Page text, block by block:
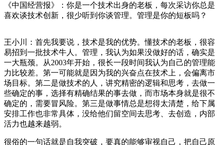
《中国经营报》：你是一个技术出身的老板，每次采访你总是
喜欢谈技术创新，很少听到你谈管理。管理是你的短板吗？
王小川：首先我要说，技术是我的优势。懂技术的老板，很容
易招到一批技术牛人。管理，我认为如果没做好的话，确实是
一大瓶颈。从2003年开始，很长一段时间我认为自己的管理能
力比较差。第一可能就是因为我的兴奋点在技术上，会偏离市
场目标。第二是做技术的人，讲究精密的逻辑和思考，去做一
些确定的事，选择有精确结果的事去做，而市场本身就是很不
确定的，需要冒风险。第三是做事情总是想得太清楚，给下属
安排工作也非常具体，没给他们留空间去思考、去创造，内部
活力也越来越弱。
很俗的一句话就是自我突破，要真的能够审视自己，把自己原